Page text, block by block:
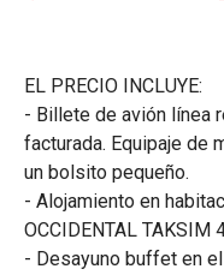
EL PRECIO INCLUYE:
- Billete de avión línea
facturada. Equipaje de
un bolsito pequeño.
- Alojamiento en
OCCIDENTAL TAKSIM
- Desayuno buffet en